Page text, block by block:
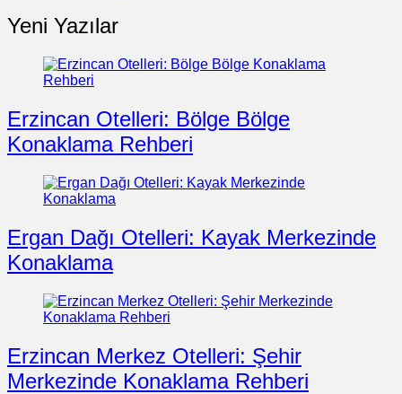
Yeni Yazılar
Erzincan Otelleri: Bölge Bölge
Konaklama Rehberi
Ergan Dağı Otelleri: Kayak Merkezinde
Konaklama
Erzincan Merkez Otelleri: Şehir
Merkezinde Konaklama Rehberi